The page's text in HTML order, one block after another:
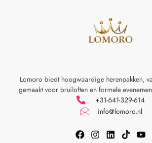
Lomoro biedt hoogwaardige herenpakken,
gemaakt voor bruiloften en formele
+31-641-329-614
info@lomoro.nl